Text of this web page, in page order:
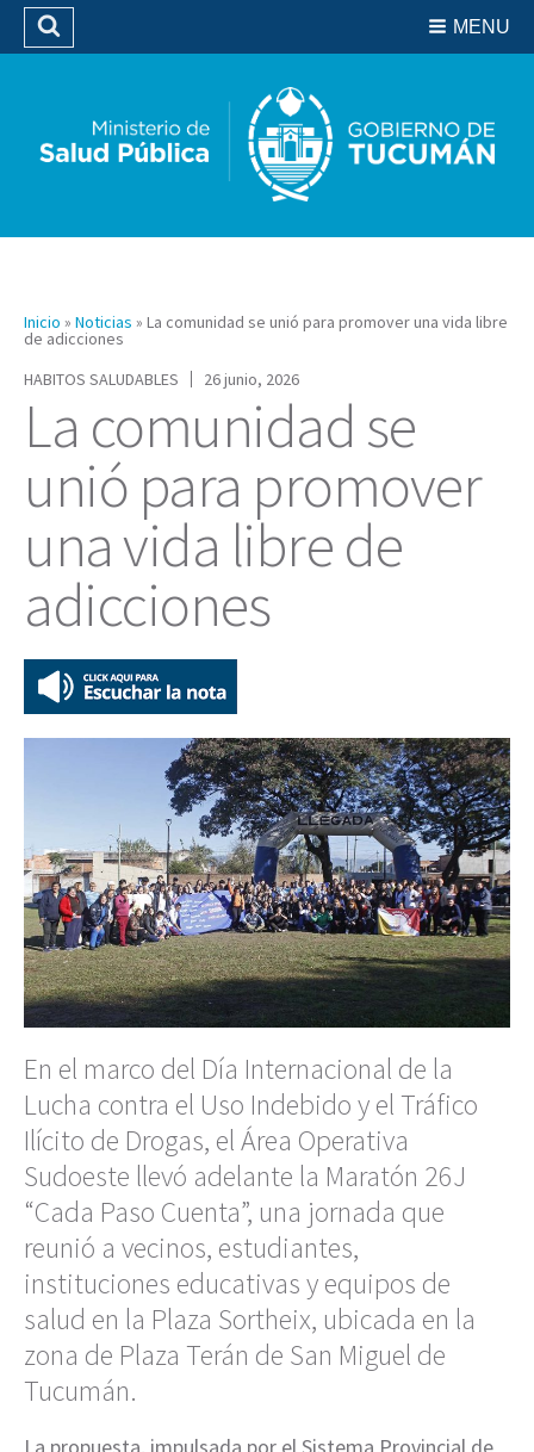
Biblioteca
MENU
Buscar
Inicio » Noticias » La comunidad se unió para promover una vida libre
de adicciones
HABITOS SALUDABLES
26 junio, 2026
La comunidad se
unió para promover
una vida libre de
adicciones
En el marco del Día Internacional de la
Lucha contra el Uso Indebido y el Tráfico
Ilícito de Drogas, el Área Operativa
Sudoeste llevó adelante la Maratón 26J
“Cada Paso Cuenta”, una jornada que
reunió a vecinos, estudiantes,
instituciones educativas y equipos de
salud en la Plaza Sortheix, ubicada en la
zona de Plaza Terán de San Miguel de
Tucumán.